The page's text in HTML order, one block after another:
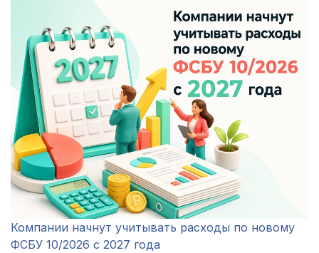
Компании начнут учитывать расходы по новому
ФСБУ 10/2026 с 2027 года